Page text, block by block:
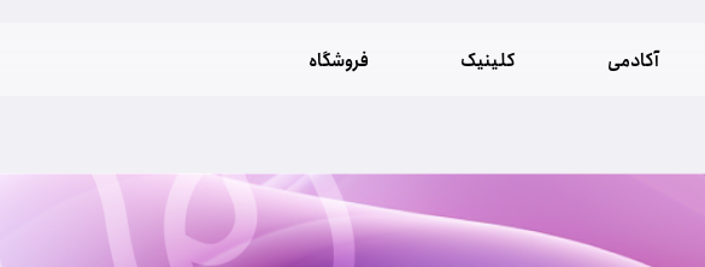
آکادمی کلینیک فروشگاه